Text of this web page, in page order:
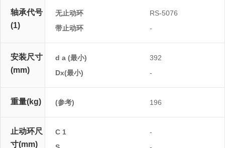
轴承代号
(1)
无止动环
RS-5076
带止动环
-
安装尺寸
(mm)
d a (最小)
392
Dx(最小)
-
重量(kg) (参考) 196
止动环尺
寸(mm)
C 1
-